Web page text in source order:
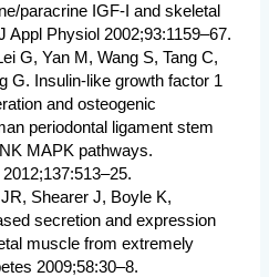
paracrine IGF-I and skeletal
Appl Physiol 2002;93:1159–67.
G, Yan M, Wang S, Tang C,
G. Insulin-like growth factor 1
and osteogenic
periodontal ligament stem
MAPK pathways.
Shearer J, Boyle K,
secretion and expression
muscle from extremely
2009;58:30–8.